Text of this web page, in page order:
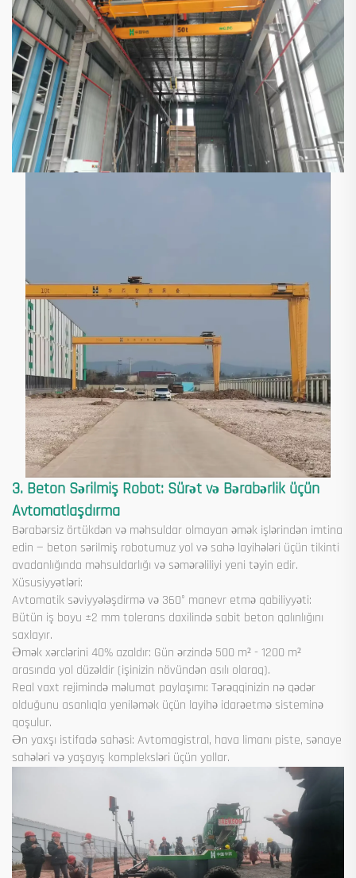
3. Beton Sərilmiş Robot: Sürət və Bərabərlik üçün
Avtomatlaşdırma
Bərabərsiz örtükdən və məhsuldar olmayan əmək işlərindən imtina
edin — beton sərilmiş robotumuz yol və sahə layihələri üçün tikinti
avadanlığında məhsuldarlığı və səmərəliliyi yeni təyin edir.
Xüsusiyyətləri:
Avtomatik səviyyələşdirmə və 360° manevr etmə qabiliyyəti:
Bütün iş boyu ±2 mm tolerans daxilində sabit beton qalınlığını
saxlayır.
Əmək xərclərini 40% azaldır: Gün ərzində 500 m² - 1200 m²
arasında yol düzəldir (işinizin növündən asılı olaraq).
Real vaxt rejimində məlumat paylaşımı: Tərəqqinizin nə qədər
olduğunu asanlıqla yeniləmək üçün layihə idarəetmə sisteminə
qoşulur.
Ən yaxşı istifadə sahəsi: Avtomagistral, hava limanı piste, sənaye
sahələri və yaşayış kompleksləri üçün yollar.